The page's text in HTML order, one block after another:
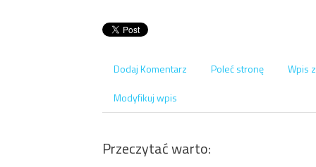
Dodaj Komentarz Poleć stronę
Wpis
Modyfikuj wpis
Przeczytać warto: